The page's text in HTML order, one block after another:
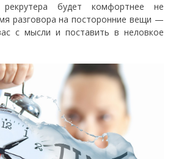
будет комфортнее не
разговора на посторонние вещи —
с мысли и поставить в неловкое